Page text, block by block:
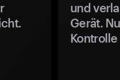
und
Gerät.